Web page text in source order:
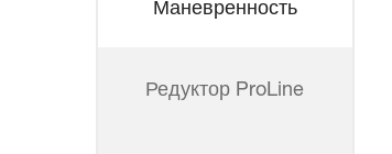
Маневренность
Редуктор ProLine